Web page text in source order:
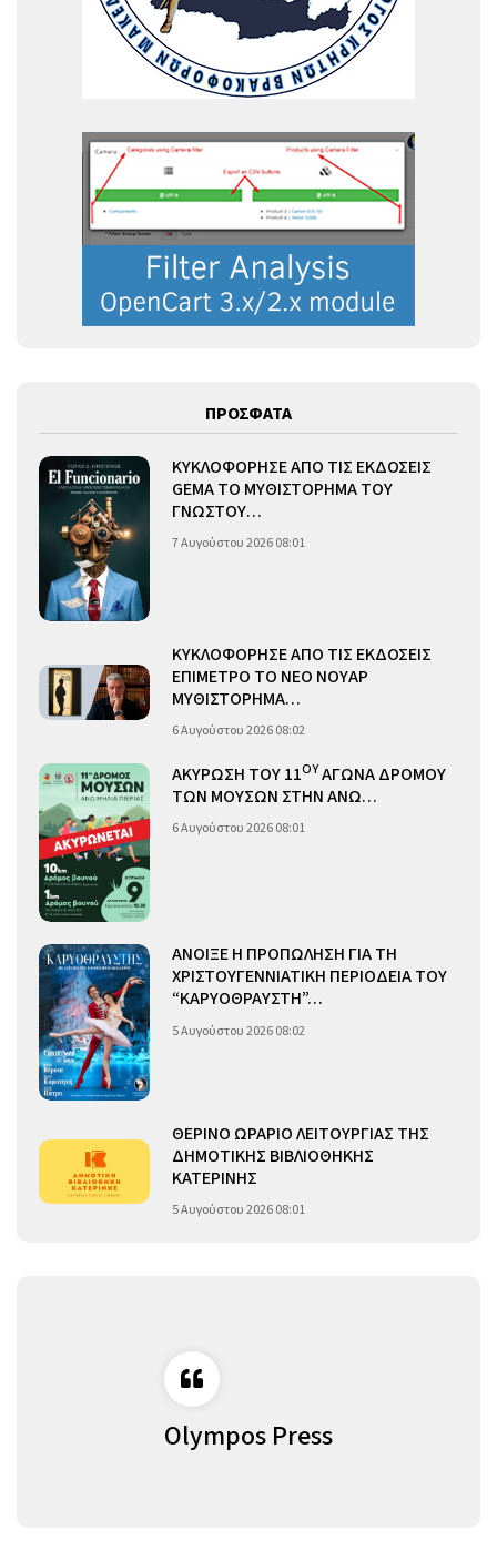
ΠΡΟΣΦΑΤΑ
ΚΥΚΛΟΦΟΡΗΣΕ ΑΠΟ ΤΙΣ ΕΚΔΟΣΕΙΣ
GEMA ΤΟ ΜΥΘΙΣΤΟΡΗΜΑ ΤΟΥ
ΓΝΩΣΤΟΥ…
7 Αυγούστου 2026 08:01
ΚΥΚΛΟΦΟΡΗΣΕ ΑΠΟ ΤΙΣ ΕΚΔΟΣΕΙΣ
ΕΠΙΜΕΤΡΟ ΤΟ ΝΕΟ ΝΟΥΑΡ
ΜΥΘΙΣΤΟΡΗΜΑ…
6 Αυγούστου 2026 08:02
ΑΚΥΡΩΣΗ ΤΟΥ 11ΟΥΑΓΩΝΑ ΔΡΟΜΟΥ
ΤΩΝ ΜΟΥΣΩΝ ΣΤΗΝ ΑΝΩ…
6 Αυγούστου 2026 08:01
ΑΝΟΙΞΕ Η ΠΡΟΠΩΛΗΣΗ ΓΙΑ ΤΗ
ΧΡΙΣΤΟΥΓΕΝΝΙΑΤΙΚΗ ΠΕΡΙΟΔΕΙΑ ΤΟΥ
“ΚΑΡΥΟΘΡΑΥΣΤΗ”…
5 Αυγούστου 2026 08:02
ΘΕΡΙΝΟ ΩΡΑΡΙΟ ΛΕΙΤΟΥΡΓΙΑΣ ΤΗΣ
ΔΗΜΟΤΙΚΗΣ ΒΙΒΛΙΟΘΗΚΗΣ
ΚΑΤΕΡΙΝΗΣ
5 Αυγούστου 2026 08:01
Olympos Press